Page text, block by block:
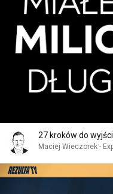
27 kroków do
Maciej Wieczorek -